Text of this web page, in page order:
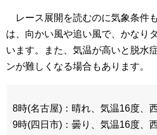
レース展開を読むのに気象条件
は、向かい風や追い風で、かなり
います。また、気温が高いと脱水
ンが難しくなる場合もあります。
8時(名古屋)：晴れ、気温16度、
9時(四日市)：曇り、気温16度、